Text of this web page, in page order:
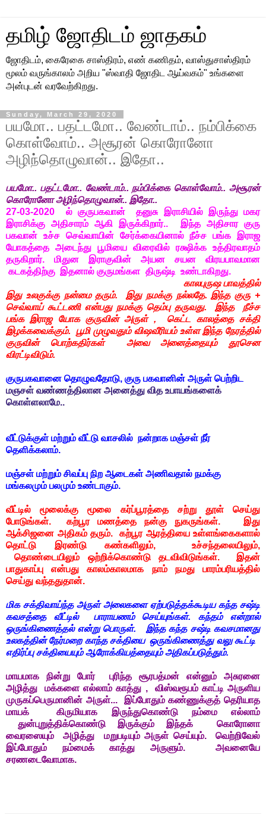
தமிழ் ஜோதிடம் ஜாதகம்
ஜோதிடம், கைரேகை சாஸ்திரம், எண் கணிதம், வாஸ்துசாஸ்திரம்
மூலம் வருங்காலம் அறிய "ஸ்வாதி ஜோதிட ஆய்வகம்" உங்களை
அன்புடன் வரவேற்கிறது.
Sunday, March 29, 2020
பயமோ.. பதட்டமோ.. வேண்டாம்.. நம்பிக்கை
கொள்வோம்.. அசூரன் கொரோனோ
அழிந்தொழுவான்.. இதோ..
பயமோ.. பதட்டமோ.. வேண்டாம்.. நம்பிக்கை கொள்வோம்.. அசூரன்
கொரோனோ அழிந்தொழுவான்.. இதோ..
27-03-2020 ல் குருபகவான் தனுசு இராசியில் இருந்து மகர
இராசிக்கு அதிசாரம் ஆகி இருக்கிறார்.. இந்த அதிசார குரு
பகவான் உச்ச செவ்வாயின் சேர்க்கையினால் நீச்ச பங்க இராஜ
யோகத்தை அடைந்து பூமியை விரைவில் ரக்ஷிக்க உத்திரவாதம்
தருகிறார். மிதுன இராகுவின் அயன சயன விரயபாவமான
கடகத்திற்கு இதனால் குருமங்கள திருஷ்டி உண்டாகிறது.
காலபுருஷ பாவத்தில்
இது உலகுக்கு நன்மை தரும். இது நமக்கு நல்லதே. இந்த குரு +
செவ்வாய் கூட்டணி என்பது நமக்கு தெம்பு தருவது. இந்த நீச்ச
பங்க இராஜ யோக குருவின் அருள் , கெட்ட காலத்தை சக்தி
இழக்கவைக்கும். பூமி முழுவதும் விஷவீரியம் உள்ள இந்த நேரத்தில்
குருவின் பொற்கதிர்கள் அவை அனைத்தையும் தூசென
விரட்டிவிடும்.
குருபகவானை தொழுவதோடு, குரு பகவானின் அருள் பெற்றிட
மஞசள் வண்ணத்திலான அனைத்து வித உபாயங்களைக்
கொள்ளலாமே..
வீட்டுக்குள் மற்றும் வீட்டு வாசலில் நன்றாக மஞ்சள் நீர்
தெளிக்கலாம்.
மஞ்சள் மற்றும் சிவப்பு நிற ஆடைகள் அணிவதால் நமக்கு
மங்கலமும் பலமும் உண்டாகும்.
வீட்டில் மூலைக்கு மூலை கர்ப்பூரத்தை சற்று தூள் செய்து
போடுங்கள். கற்பூர மணத்தை நன்கு நுகருங்கள். இது
ஆக்சிஜனை அதிகம் தரும். கற்பூர ஆரத்தியை உள்ளங்கைகளால்
தொட்டு இரண்டு கண்களிலும், உச்சந்தலையிலும்,
தொண்டையிலும் ஒற்றிக்கொண்டு தடவிவிடுங்கள். இதன்
பாதுகாப்பு என்பது காலம்காலமாக நாம் நமது பாரம்பரியத்தில்
செய்து வந்ததுதான்.
மிக சக்திவாய்ந்த அருள் அலைகளை ஏற்படுத்தக்கூடிய கந்த சஷ்டி
கவசத்தை வீட்டில் பாராயணம் செய்யுங்கள். கந்தம் என்றால்
ஒருங்கிணைத்தல் என்று பொருள். இந்த கந்த சஷ்டி கவசமானது
உலகத்தின் நேர்மறை காந்த சக்தியை ஒருங்கிணைத்து வலு கூட்டி
எதிர்ப்பு சக்தியையும் ஆரோக்கியத்தையும் அதிகப்படுத்தும்.
மாயமாக நின்று போர் புரிந்த சூரபத்மன் என்னும் அசுரனை
அழித்து மக்களை எல்லாம் காத்து , விஸ்வரூபம் காட்டி அருளிய
முருகப்பெருமானின் அருள்... இப்போதும் கண்ணுக்குத் தெரியாத
மாயக் கிருமியாக இருந்துகொண்டு நம்மை எல்லாம்
துன்புறுத்திக்கொண்டு இருக்கும் இந்தக் கொரோனா
வைரஸையும் அழித்து மறுபடியும் அருள் செய்யும். வெற்றிவேல்
இப்போதும் நம்மைக் காத்து அருளும். அவனையே
சரணடைவோமாக.